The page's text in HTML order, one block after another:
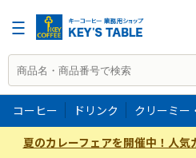
コーヒー ドリンク クリーミー
夏のカレーフェアを開催中！人気